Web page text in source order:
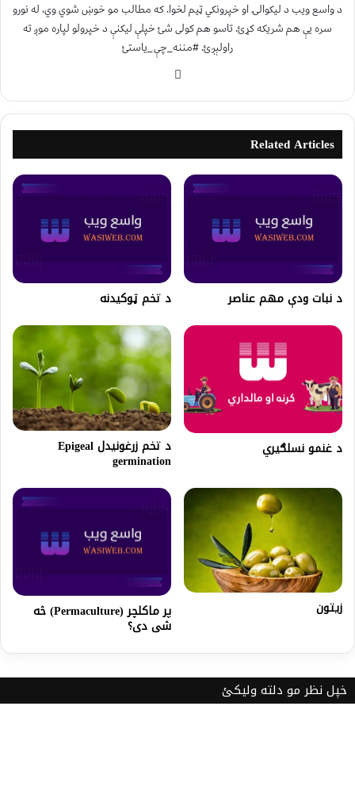
د واسع ویب د لیکوالۍ او خپرونکي ټیم لخوا. که مطالب مو خوښ شوي وي، له نورو
سره یې هم شریکه کړئ. تاسو هم کولی شئ خپلې لیکنې د خپرولو لپاره موږ ته
راولېږئ. #مننه_چې_یاستئ
Related Articles
د نبات ودې مهم عناصر د تخم ټوکیدنه
د غنمو نسلګیري د تخم زرغونیدل Epigeal
germination
زیتون پر ماکلچر (Permaculture) څه
شی دی؟
خپل نظر مو دلته ولیکئ